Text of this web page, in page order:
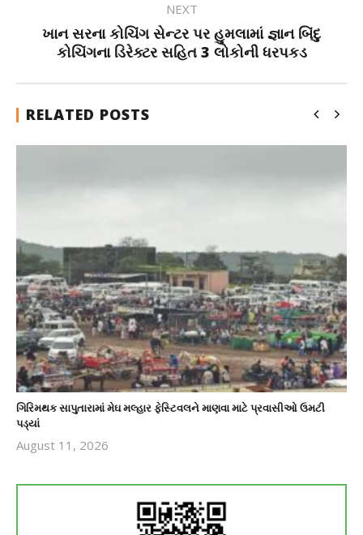
NEXT
ખાન સરના કોચિંગ સેન્ટર પર હુમલામાં જ્ઞાન બિંદુ
કોચિંગના ડિરેક્ટર સહિત 3 લોકોની ધરપકડ
RELATED POSTS
ગિરિમથક સાપુતારામાં મેઘ મલ્હાર ફેસ્ટિવલને માણવા માટે પ્રવાસીઓ ઉમટી
પડ્યાં
August 11, 2026